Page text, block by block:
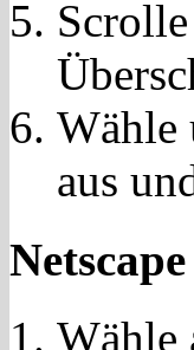
aus
Wähle